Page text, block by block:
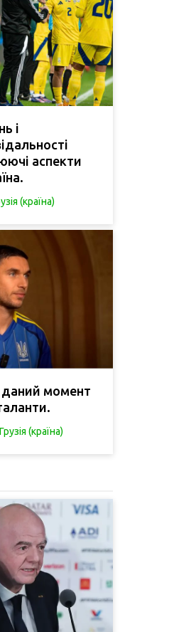
і
аспекти
(країна)
даний момент
Грузія (країна)